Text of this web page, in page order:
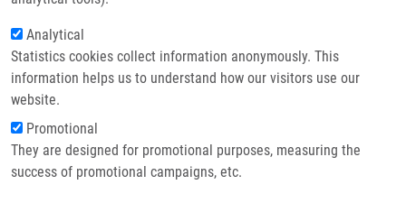
Analytical
Statistics cookies collect information anonymously. This
information helps us to understand how our visitors use our
website.
Promotional
They are designed for promotional purposes, measuring the
success of promotional campaigns, etc.
Kontakt
Research projects
Featured research projects
Ongoing research projects
Completed research projects